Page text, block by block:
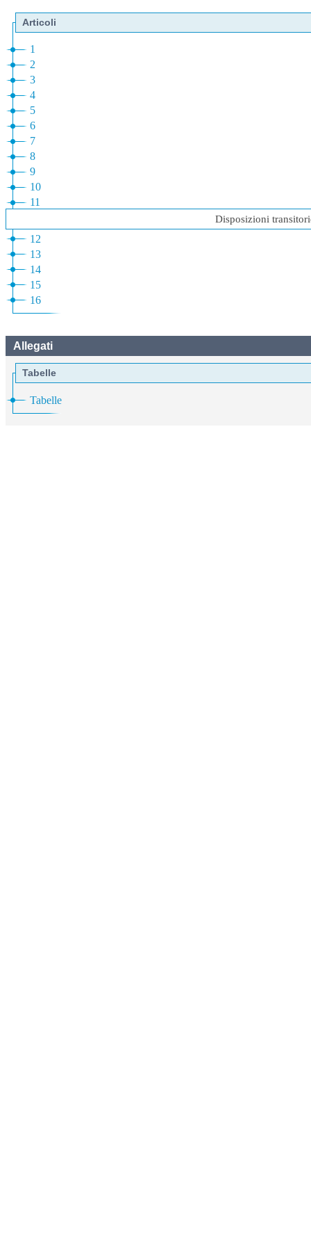
Articoli
1
2
3
4
5
6
7
8
9
10
11
Disposizioni
12
13
14
15
16
Allegati
Tabelle
Tabelle